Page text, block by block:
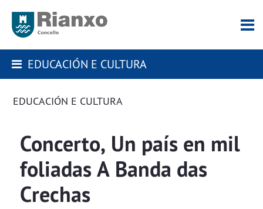
EDUCACIÓN E CULTURA
EDUCACIÓN E CULTURA
Concerto, Un país en mil
foliadas A Banda das
Crechas